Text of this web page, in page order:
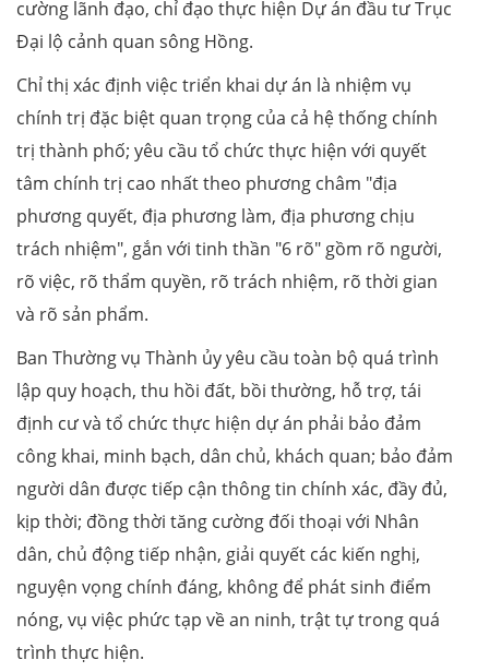
cường lãnh đạo, chỉ đạo thực hiện Dự án đầu tư Trục
Đại lộ cảnh quan sông Hồng.
Chỉ thị xác định việc triển khai dự án là nhiệm vụ
chính trị đặc biệt quan trọng của cả hệ thống chính
trị thành phố; yêu cầu tổ chức thực hiện với quyết
tâm chính trị cao nhất theo phương châm "địa
phương quyết, địa phương làm, địa phương chịu
trách nhiệm", gắn với tinh thần "6 rõ" gồm rõ người,
rõ việc, rõ thẩm quyền, rõ trách nhiệm, rõ thời gian
và rõ sản phẩm.
Ban Thường vụ Thành ủy yêu cầu toàn bộ quá trình
lập quy hoạch, thu hồi đất, bồi thường, hỗ trợ, tái
định cư và tổ chức thực hiện dự án phải bảo đảm
công khai, minh bạch, dân chủ, khách quan; bảo đảm
người dân được tiếp cận thông tin chính xác, đầy đủ,
kịp thời; đồng thời tăng cường đối thoại với Nhân
dân, chủ động tiếp nhận, giải quyết các kiến nghị,
nguyện vọng chính đáng, không để phát sinh điểm
nóng, vụ việc phức tạp về an ninh, trật tự trong quá
trình thực hiện.